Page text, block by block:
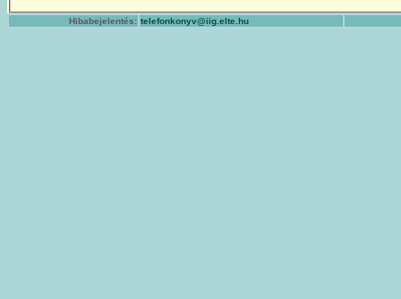
Hibabejelentés: telefonkonyv@iig.elte.hu